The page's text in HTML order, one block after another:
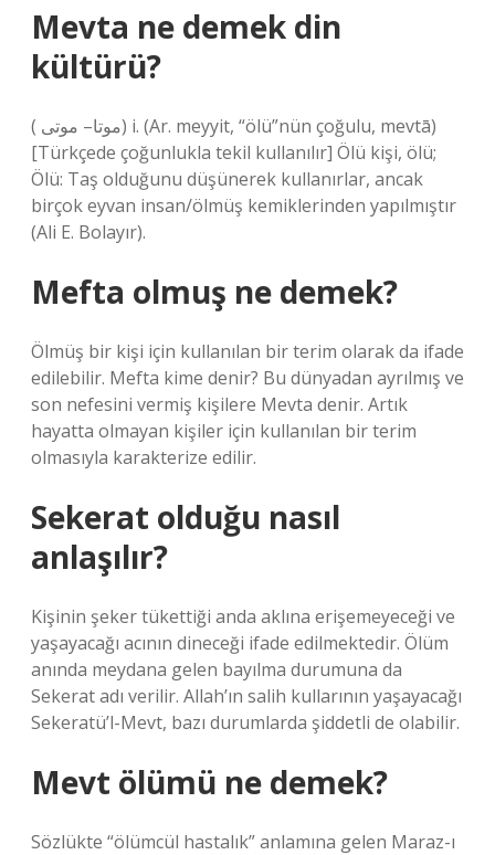
Mevta ne demek din
kültürü?
( ﻣﻮﺗﺎ– ﻣﻮﺗﻰ) i. (Ar. meyyit, “ölü”nün çoğulu, mevtā)
[Türkçede çoğunlukla tekil kullanılır] Ölü kişi, ölü;
Ölü: Taş olduğunu düşünerek kullanırlar, ancak
birçok eyvan insan/ölmüş kemiklerinden yapılmıştır
(Ali E. Bolayır).
Mefta olmuş ne demek?
Ölmüş bir kişi için kullanılan bir terim olarak da ifade
edilebilir. Mefta kime denir? Bu dünyadan ayrılmış ve
son nefesini vermiş kişilere Mevta denir. Artık
hayatta olmayan kişiler için kullanılan bir terim
olmasıyla karakterize edilir.
Sekerat olduğu nasıl
anlaşılır?
Kişinin şeker tükettiği anda aklına erişemeyeceği ve
yaşayacağı acının dineceği ifade edilmektedir. Ölüm
anında meydana gelen bayılma durumuna da
Sekerat adı verilir. Allah’ın salih kullarının yaşayacağı
Sekeratü’l-Mevt, bazı durumlarda şiddetli de olabilir.
Mevt ölümü ne demek?
Sözlükte “ölümcül hastalık” anlamına gelen Maraz-ı